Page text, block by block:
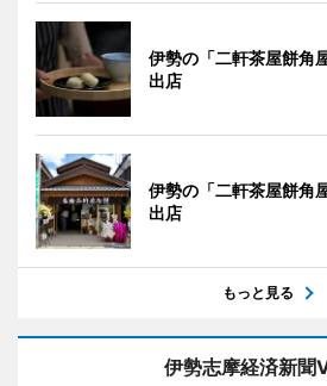
伊勢の「二軒茶屋餅角
出店
伊勢の「二軒茶屋餅角
出店
もっと見る
伊勢志摩経済新聞